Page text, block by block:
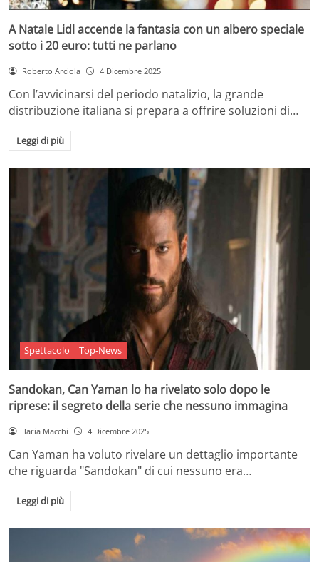
A Natale Lidl accende la fantasia con un albero speciale
sotto i 20 euro: tutti ne parlano
Roberto Arciola 4 Dicembre 2025
Con l’avvicinarsi del periodo natalizio, la grande
distribuzione italiana si prepara a offrire soluzioni di…
Leggi di più
Spettacolo Top-News
Sandokan, Can Yaman lo ha rivelato solo dopo le
riprese: il segreto della serie che nessuno immagina
Ilaria Macchi 4 Dicembre 2025
Can Yaman ha voluto rivelare un dettaglio importante
che riguarda "Sandokan" di cui nessuno era…
Leggi di più